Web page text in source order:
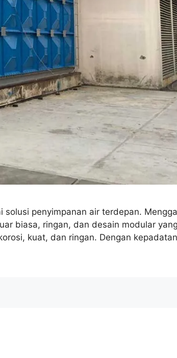
penyimpanan air terdepan.
biasa, ringan, dan desain modular
kuat, dan ringan. Dengan